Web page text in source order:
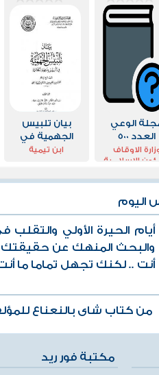
الوعي
العدد 500
الاوقاف
الاسلامية -
بيان تلبيس
الجهمية في
تاسيس بدعهم
ابن تيمية
اليوم
أيام الحيرة الأولي والتقلب
والبحث المنهك عن
أنت .. لكنك تجهل تماما ما
من كتاب شاى بالنعناع
مكتبة فور ريد